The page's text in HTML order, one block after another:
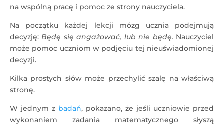
na wspólną pracę i pomoc ze strony nauczyciela.
Na początku każdej lekcji mózg ucznia podejmują
decyzję:Będę się angażować, lub nie będę. Nauczyciel
może pomoc uczniom w podjęciu tej nieuświadomionej
decyzji.
Kilka prostych słów może przechylić szalę na właściwą
stronę.
W jednym z badań, pokazano, że jeśli uczniowie przed
wykonaniem zadania matematycznego słyszą